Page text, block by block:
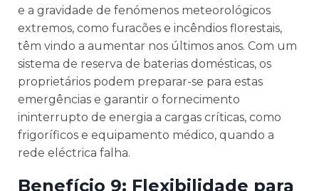
e a gravidade de fenómenos meteorológicos
extremos, como furacões e incêndios florestais,
têm vindo a aumentar nos últimos anos. Com um
sistema de reserva de baterias domésticas, os
proprietários podem preparar-se para estas
emergências e garantir o fornecimento
ininterrupto de energia a cargas críticas, como
frigoríficos e equipamento médico, quando a
rede eléctrica falha.
Benefício 9: Flexibilidade para